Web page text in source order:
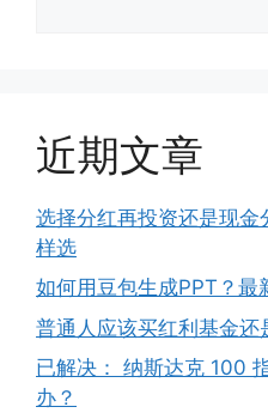
近期文章
选择分红再投资还是现
样选
如何用豆包生成PPT？最
普通人应该买红利基金还
已解决： 纳斯达克 100
办？